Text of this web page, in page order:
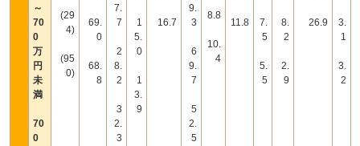
～
70
0
万
円
未
満
70
0
(29
4)
(95
0)
69.
0
68.
8
7.
7
2
8.
2
3
2.
3
1
5.
0
1
3.
9
16.7
9.
3
6
9.
7
5
2.
5
8.8
10.
4
11.8
7.
5
5.
5
8.
2
2.
9
26.9
3.
1
3.
2